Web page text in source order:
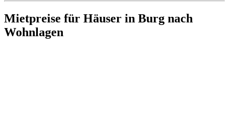
Mietpreise für Häuser in Burg nach
Wohnlagen